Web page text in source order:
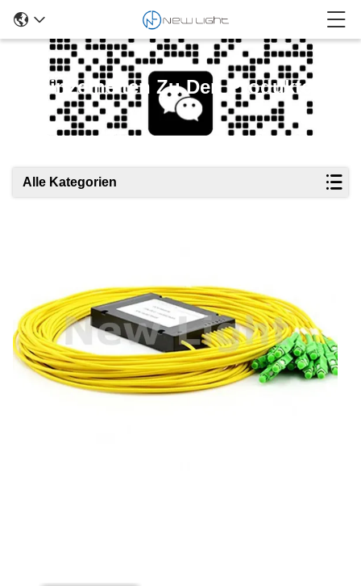
Einzelheiten Zu Den Produkten
Alle Kategorien